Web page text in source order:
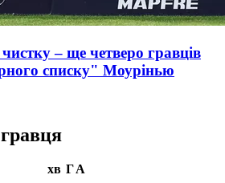
– ще четверо гравців
списку" Моурінью
хв ГА